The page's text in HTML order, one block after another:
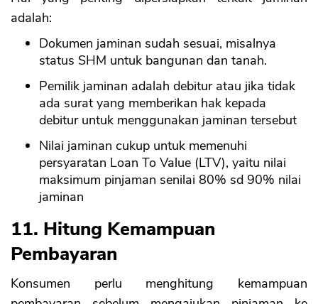
adalah:
Dokumen jaminan sudah sesuai, misalnya
status SHM untuk bangunan dan tanah.
Pemilik jaminan adalah debitur atau jika tidak
ada surat yang memberikan hak kepada
debitur untuk menggunakan jaminan tersebut
Nilai jaminan cukup untuk memenuhi
persyaratan Loan To Value (LTV), yaitu nilai
maksimum pinjaman senilai 80% sd 90% nilai
jaminan
11. Hitung Kemampuan
Pembayaran
Konsumen perlu menghitung kemampuan